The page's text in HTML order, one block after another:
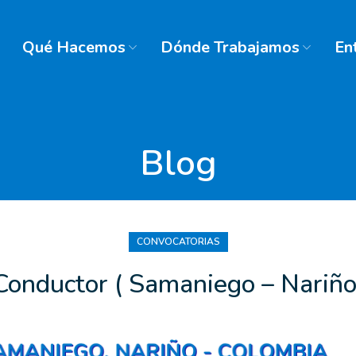
Qué Hacemos Dónde Trabajamos
Blog
CONVOCATORIAS
( Samaniego –